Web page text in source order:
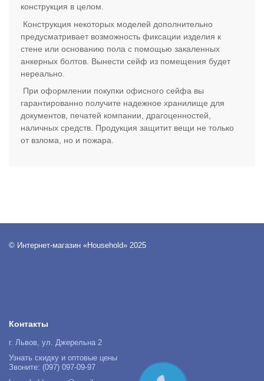
конструкция в целом.
Конструкция некоторых моделей дополнительно
предусматривает возможность фиксации изделия к
стене или основанию пола с помощью закаленных
анкерных болтов. Вынести сейф из помещения будет
нереально.
При оформлении покупки офисного сейфа вы
гарантированно получите надежное хранилище для
документов, печатей компании, драгоценностей,
наличных средств. Продукция защитит вещи не только
от взлома, но и пожара.
© Интернет-магазин «Household» 2025
Контакты
г. Львов, ул. Джерельна 2
Узнать скидку и оптовые цены
Звоните: (097) 097-09-97